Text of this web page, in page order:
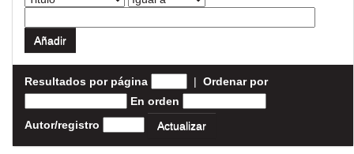
Resultados por página | Ordenar por
En orden
Autor/registro